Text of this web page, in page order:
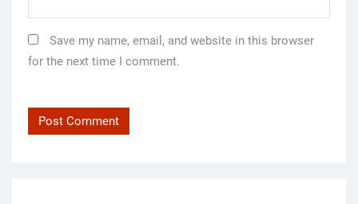
Save my name, email, and website in this browser
for the next time I comment.